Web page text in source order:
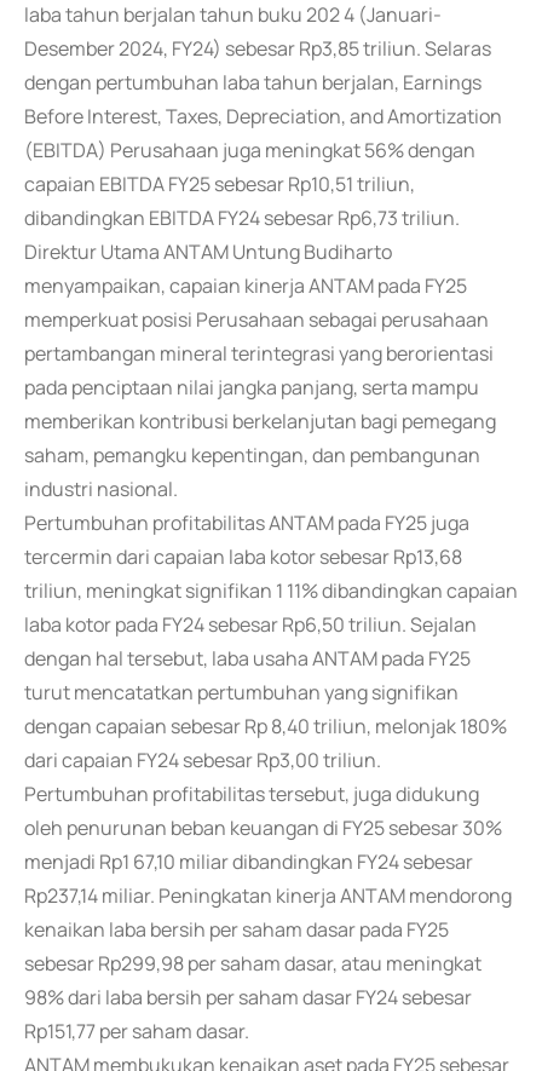
laba tahun berjalan tahun buku 202 4 (Januari-
Desember 2024, FY24) sebesar Rp3,85 triliun. Selaras
dengan pertumbuhan laba tahun berjalan, Earnings
Before Interest, Taxes, Depreciation, and Amortization
(EBITDA) Perusahaan juga meningkat 56% dengan
capaian EBITDA FY25 sebesar Rp10,51 triliun,
dibandingkan EBITDA FY24 sebesar Rp6,73 triliun.
Direktur Utama ANTAM Untung Budiharto
menyampaikan, capaian kinerja ANTAM pada FY25
memperkuat posisi Perusahaan sebagai perusahaan
pertambangan mineral terintegrasi yang berorientasi
pada penciptaan nilai jangka panjang, serta mampu
memberikan kontribusi berkelanjutan bagi pemegang
saham, pemangku kepentingan, dan pembangunan
industri nasional.
Pertumbuhan profitabilitas ANTAM pada FY25 juga
tercermin dari capaian laba kotor sebesar Rp13,68
triliun, meningkat signifikan 1 11% dibandingkan capaian
laba kotor pada FY24 sebesar Rp6,50 triliun. Sejalan
dengan hal tersebut, laba usaha ANTAM pada FY25
turut mencatatkan pertumbuhan yang signifikan
dengan capaian sebesar Rp 8,40 triliun, melonjak 180%
dari capaian FY24 sebesar Rp3,00 triliun.
Pertumbuhan profitabilitas tersebut, juga didukung
oleh penurunan beban keuangan di FY25 sebesar 30%
menjadi Rp1 67,10 miliar dibandingkan FY24 sebesar
Rp237,14 miliar. Peningkatan kinerja ANTAM mendorong
kenaikan laba bersih per saham dasar pada FY25
sebesar Rp299,98 per saham dasar, atau meningkat
98% dari laba bersih per saham dasar FY24 sebesar
Rp151,77 per saham dasar.
ANTAM membukukan kenaikan aset pada FY25 sebesar